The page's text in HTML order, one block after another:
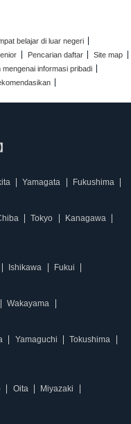
belajar di luar negeri
Pencarian daftar
Site map
mengenai informasi pribadi
Yamagata Fukushima
Tokyo
Kanagawa
Ishikawa Fukui
Wakayama
Yamaguchi
Tokushima
Oita
Miyazaki